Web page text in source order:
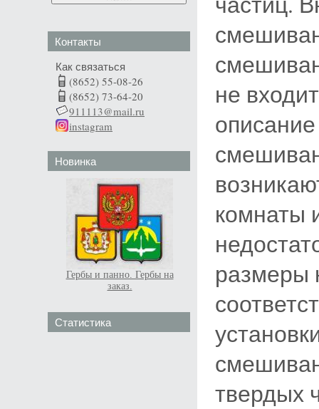
Контакты
Как связаться
(8652) 55-08-26
(8652) 73-64-20
911113@mail.ru
instagram
Новинка
Гербы и панно. Гербы на
заказ.
Статистика
не
комнаты
размеры
твердых